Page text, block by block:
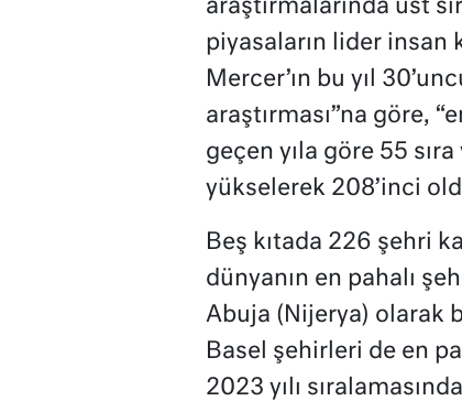
araştırmalarında üst
piyasaların lider insan
Mercer’ın bu yıl
araştırması”na göre,
geçen yıla göre 55
yükselerek 208’inci
Beş kıtada 226 şehri
dünyanın en pahalı
Abuja (Nijerya) olarak
Basel şehirleri de en
2023 yılı